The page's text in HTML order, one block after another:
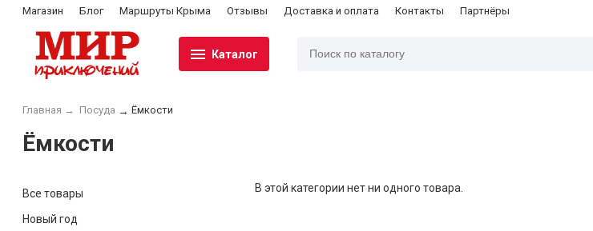
Магазин Блог Маршруты Крыма Отзывы Доставка и оплата Контакты Партнёры
Каталог
Главная → Посуда → Ёмкости
Ёмкости
Все товары
Новый год
В этой категории нет ни одного товара.